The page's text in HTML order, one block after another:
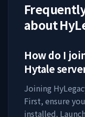
about
How do I
Hytale
Joining
First, ensure
installed.